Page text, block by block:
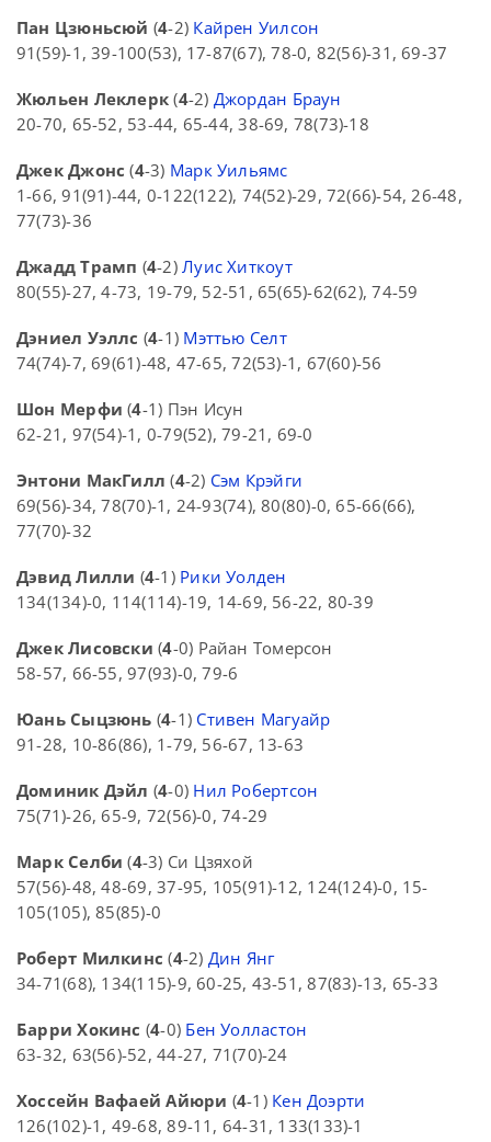
Пан Цзюньсюй (4-2) Кайрен Уилсон
91(59)-1, 39-100(53), 17-87(67), 78-0, 82(56)-31, 69-37
Жюльен Леклерк (4-2) Джордан Браун
20-70, 65-52, 53-44, 65-44, 38-69, 78(73)-18
Джек Джонс (4-3) Марк Уильямс
1-66, 91(91)-44, 0-122(122), 74(52)-29, 72(66)-54, 26-48,
77(73)-36
Джадд Трамп (4-2)Луис Хиткоут
80(55)-27, 4-73, 19-79, 52-51, 65(65)-62(62), 74-59
Дэниел Уэллс (4-1) Мэттью Селт
74(74)-7, 69(61)-48, 47-65, 72(53)-1, 67(60)-56
Шон Мерфи (4-1) Пэн Исун
62-21, 97(54)-1, 0-79(52), 79-21, 69-0
Энтони МакГилл (4-2) Сэм Крэйги
69(56)-34, 78(70)-1, 24-93(74), 80(80)-0, 65-66(66),
77(70)-32
Дэвид Лилли (4-1) Рики Уолден
134(134)-0, 114(114)-19, 14-69, 56-22, 80-39
Джек Лисовски (4-0) Райан Томерсон
58-57, 66-55, 97(93)-0, 79-6
Юань Сыцзюнь (4-1) Стивен Магуайр
91-28, 10-86(86), 1-79, 56-67, 13-63
Доминик Дэйл (4-0) Нил Робертсон
75(71)-26, 65-9, 72(56)-0, 74-29
Марк Селби (4-3) Си Цзяхой
57(56)-48, 48-69, 37-95, 105(91)-12, 124(124)-0, 15-
105(105), 85(85)-0
Роберт Милкинс (4-2) Дин Янг
34-71(68), 134(115)-9, 60-25, 43-51, 87(83)-13, 65-33
Барри Хокинс (4-0) Бен Уолластон
63-32, 63(56)-52, 44-27, 71(70)-24
Хоссейн Вафаей Айюри (4-1) Кен Доэрти
126(102)-1, 49-68, 89-11, 64-31, 133(133)-1